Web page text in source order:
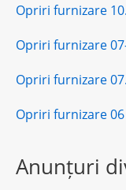
Opriri furnizare
Opriri furnizare
Opriri furnizare
Opriri furnizare 06
Anunțuri